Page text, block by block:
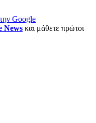
Google
News και μάθετε πρώτοι